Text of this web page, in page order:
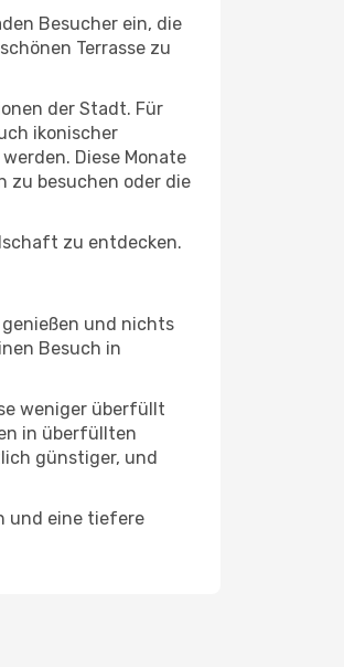
Besucher ein, die
Terrasse zu
der Stadt. Für
ikonischer
Diese Monate
zu besuchen oder die
zu entdecken.
und nichts
Besuch in
weniger überfüllt
in überfüllten
günstiger, und
und eine tiefere